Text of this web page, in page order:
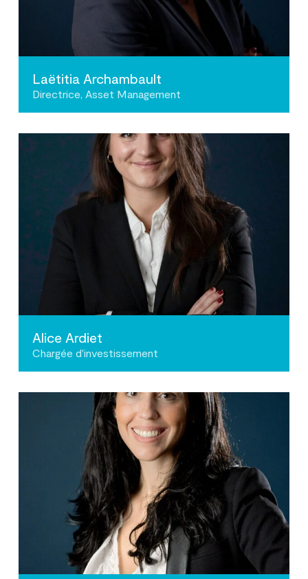
Laëtitia Archambault
Directrice, Asset Management
Alice Ardiet
Chargée d'investissement